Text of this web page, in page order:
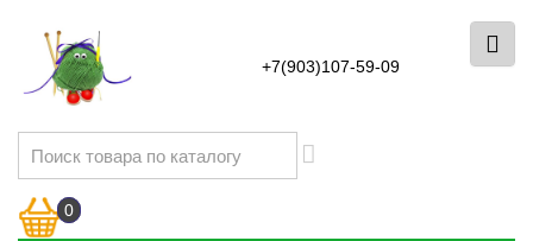
+7(903)107-59-09
0